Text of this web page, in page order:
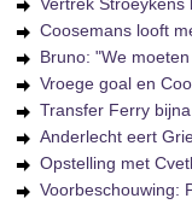
Coosemans looft
Bruno: "We
Vroege goal en
Transfer Ferry
Anderlecht eert
Opstelling met
Voorbeschouwing: